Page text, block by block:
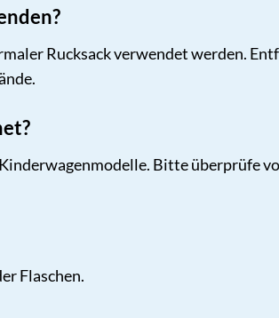
Rucksack verwendet werden.
Bitte überprüfe
Flaschen.